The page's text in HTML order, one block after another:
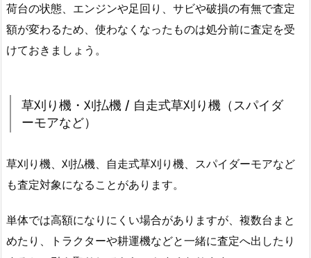
荷台の状態、エンジンや足回り、サビや破損の有無で査定
額が変わるため、使わなくなったものは処分前に査定を受
けておきましょう。
草刈り機・刈払機 / 自走式草刈り機（スパイダ
ーモアなど）
草刈り機、刈払機、自走式草刈り機、スパイダーモアなど
も査定対象になることがあります。
単体では高額になりにくい場合がありますが、複数台まと
めたり、トラクターや耕運機などと一緒に査定へ出したり